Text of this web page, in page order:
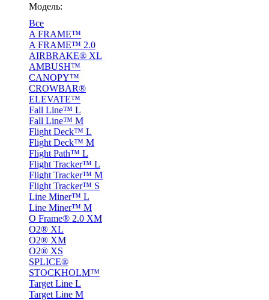
Модель:
Все
A FRAME™
A FRAME™ 2.0
AIRBRAKE® XL
AMBUSH™
CANOPY™
CROWBAR®
ELEVATE™
Fall Line™ L
Fall Line™ M
Flight Deck™ L
Flight Deck™ M
Flight Path™ L
Flight Tracker™ L
Flight Tracker™ M
Flight Tracker™ S
Line Miner™ L
Line Miner™ M
O Frame® 2.0 XM
O2® XL
O2® XM
O2® XS
SPLICE®
STOCKHOLM™
Target Line L
Target Line M